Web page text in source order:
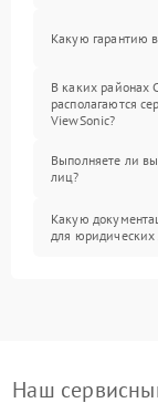
Какую гарантию
В каких районах
располагаются
ViewSonic?
Выполняете ли
лиц?
Какую
для юридических
Наш